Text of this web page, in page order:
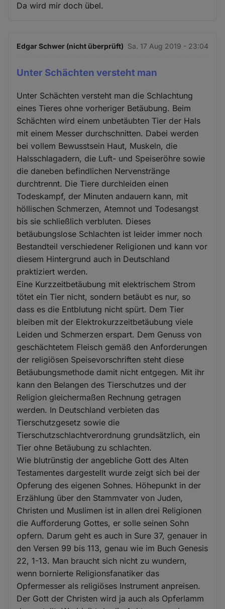
Da wird mir doch übel.
Edgar Schwer (nicht überprüft) Sa. 17 Aug 2019 - 23:04
Unter Schächten versteht man
Unter Schächten versteht man die Schlachtung
eines Tieres ohne vorheriger Betäubung. Beim
Schächten wird einem unbetäubten Tier der Hals
mit einem Messer durchschnitten. Dabei werden
bei vollem Bewusstsein Haut, Muskeln, die
Halsschlagadern, die Luft- und Speiseröhre sowie
die daneben befindlichen Nervenstränge
durchtrennt. Die Tiere durchleiden einen
Todeskampf, der Minuten andauern kann, mit
höllischen Schmerzen, Atemnot und Todesangst
bis sie schließlich verbluten. Dieses
betäubungslose Schlachten ist leider immer noch
Bestandteil verschiedener Religionen und kann vor
diesem Hintergrund auch in Deutschland
praktiziert werden.
Eine Kurzzeitbetäubung mit elektrischem Strom
tötet ein Tier nicht, sondern betäubt es nur, so
dass es die Entblutung nicht spürt. Dem Tier
bleiben mit der Elektrokurzzeitbetäubung viele
Leiden und Schmerzen erspart. Dem Genuss von
geschächtetem Fleisch gemäß den Anforderungen
der religiösen Speisevorschriften steht diese
Betäubungsmethode damit nicht entgegen. Mit ihr
kann den Belangen des Tierschutzes und der
Religion gleichermaßen Rechnung getragen
werden. In Deutschland verbieten das
Tierschutzgesetz sowie die
Tierschutzschlachtverordnung grundsätzlich, ein
Tier ohne Betäubung zu schlachten.
Wie blutrünstig der angebliche Gott des Alten
Testamentes dargestellt wurde zeigt sich bei der
Opferung des eigenen Sohnes. Höhepunkt in der
Erzählung über den Stammvater von Juden,
Christen und Muslimen ist in allen drei Religionen
die Aufforderung Gottes, er solle seinen Sohn
opfern. Darum geht es auch in Sure 37, genauer in
den Versen 99 bis 113, genau wie im Buch Genesis
22, 1-13. Man braucht sich nicht zu wundern,
wenn bornierte Religionsfanatiker das
Opfermesser als religiöses Instrument anpreisen.
Der Gott der Christen wird ja auch als Opferlamm